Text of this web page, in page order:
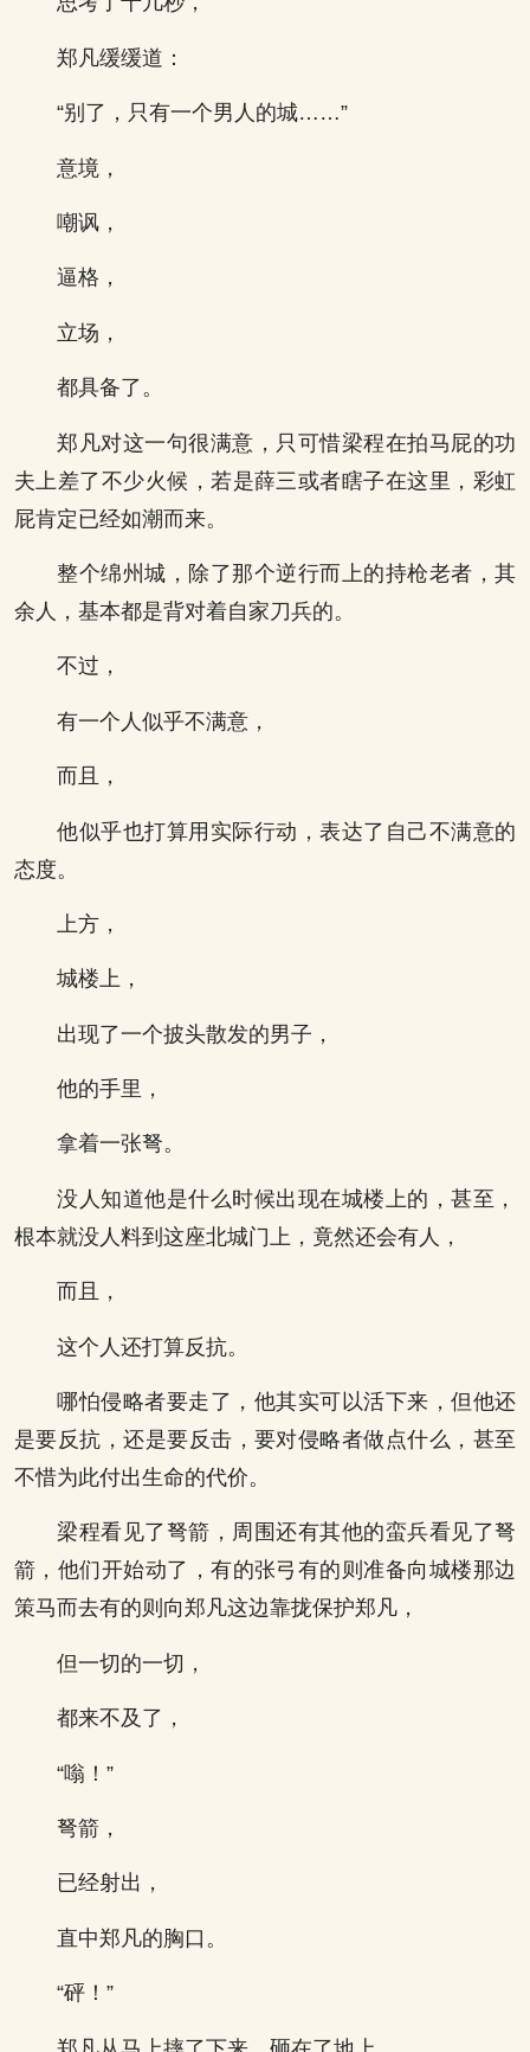
郑凡缓缓道：
“别了，只有一个男人的城……”
意境，
嘲讽，
逼格，
立场，
都具备了。
郑凡对这一句很满意，只可惜梁程在拍马屁的功
夫上差了不少火候，若是薛三或者瞎子在这里，彩虹
屁肯定已经如潮而来。
整个绵州城，除了那个逆行而上的持枪老者，其
余人，基本都是背对着自家刀兵的。
不过，
有一个人似乎不满意，
而且，
他似乎也打算用实际行动，表达了自己不满意的
态度。
上方，
城楼上，
出现了一个披头散发的男子，
他的手里，
拿着一张弩。
没人知道他是什么时候出现在城楼上的，甚至，
根本就没人料到这座北城门上，竟然还会有人，
而且，
这个人还打算反抗。
哪怕侵略者要走了，他其实可以活下来，但他还
是要反抗，还是要反击，要对侵略者做点什么，甚至
不惜为此付出生命的代价。
梁程看见了弩箭，周围还有其他的蛮兵看见了弩
箭，他们开始动了，有的张弓有的则准备向城楼那边
策马而去有的则向郑凡这边靠拢保护郑凡，
但一切的一切，
都来不及了，
“嗡！”
弩箭，
已经射出，
直中郑凡的胸口。
“砰！”